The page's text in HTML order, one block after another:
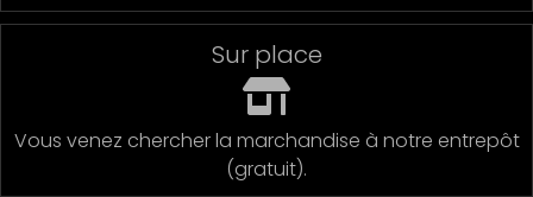
Sur place
Vous venez chercher la marchandise à notre entrepôt
(gratuit).